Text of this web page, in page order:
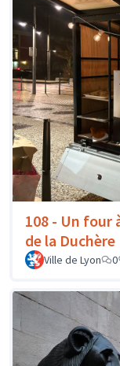
108 - Un four
de la Duchère
Ville de Lyon 0